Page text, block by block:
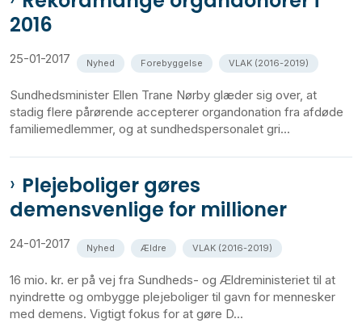
2016
25-01-2017 Nyhed Forebyggelse VLAK (2016-2019)
Sundhedsminister Ellen Trane Nørby glæder sig over, at
stadig flere pårørende accepterer organdonation fra afdøde
familiemedlemmer, og at sundhedspersonalet gri...
Plejeboliger gøres
demensvenlige for millioner
24-01-2017 Nyhed Ældre VLAK (2016-2019)
16 mio. kr. er på vej fra Sundheds- og Ældreministeriet til at
nyindrette og ombygge plejeboliger til gavn for mennesker
med demens. Vigtigt fokus for at gøre D...